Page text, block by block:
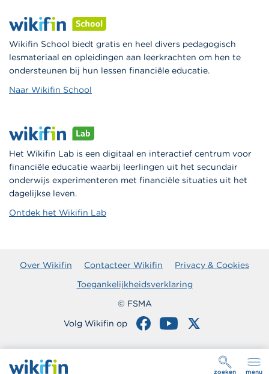
zoeken menu
Wikifin School biedt gratis en heel divers pedagogisch
lesmateriaal en opleidingen aan leerkrachten om hen te
ondersteunen bij hun lessen financiële educatie.
Naar Wikifin School
Het Wikifin Lab is een digitaal en interactief centrum voor
financiële educatie waarbij leerlingen uit het secundair
onderwijs experimenteren met financiële situaties uit het
dagelijkse leven.
Ontdek het Wikifin Lab
Over Wikifin Contacteer Wikifin
Privacy & Cookies
Toegankelijkheidsverklaring
© FSMA
Volg Wikifin op